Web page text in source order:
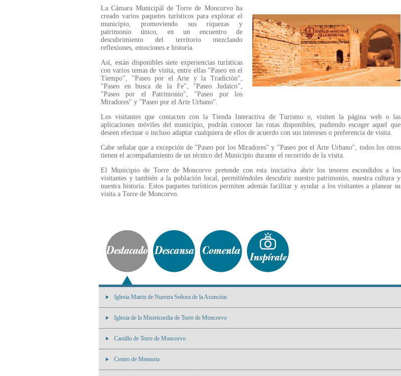
La Cámara Municipàl de Torre de Moncorvo ha
creado varios paquetes turísticos para explorar el
municipio, promoviendo sus riquezas y
patrimonio único, en un encuentro de
descubrimiento del territorio mezclando
reflexiones, emociones e historia.
Así, están disponibles siete experiencias turísticas
con varios temas de visita, entre ellas "Paseo en el
Tiempo", "Paseo por el Arte y la Tradición",
"Paseo en busca de la Fe", "Paseo Judaico",
"Paseo por el Patrimonio", "Paseo por los
Miradores" y "Paseo por el Arte Urbano".
Los visitantes que contacten con la Tienda Interactiva de Turismo o, visiten la página web o las
aplicaciones móviles del municipio, podrán conocer las rutas disponibles, pudiendo escoger aquel que
deseen efectuar o incluso adaptar cualquiera de ellos de acuerdo con sus intereses o preferencia de visita.
Cabe señalar que a excepción de "Paseo por los Miradores" y "Paseo por el Arte Urbano", todos los otros
tienen el acompañamiento de un técnico del Municipio durante el recorrido de la visita.
El Municipio de Torre de Moncorvo pretende con esta iniciativa abrir los tesoros escondidos a los
visitantes y también a la población local, permitiéndoles descubrir nuestro patrimonio, nuestra cultura y
nuestra historia. Estos paquetes turísticos permiten además facilitar y ayudar a los visitantes a planear su
visita a Torre de Moncorvo.
Iglesia Matriz de Nuestra Señora de la Asunción
Iglesia de la Misericordia de Torre de Moncorvo
Castillo de Torre de Moncorvo
Centro de Memoria